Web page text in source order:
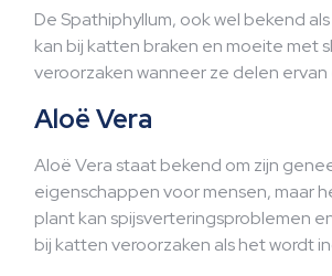
De Spathiphyllum, ook wel bekend
kan bij katten braken en moeite met
veroorzaken wanneer ze delen ervan
Aloë Vera
Aloë Vera staat bekend om zijn
eigenschappen voor mensen, maar
plant kan spijsverteringsproblemen
bij katten veroorzaken als het wordt